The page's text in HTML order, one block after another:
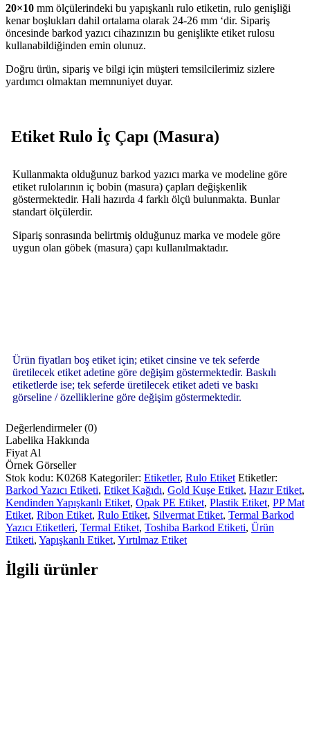
20×10 mm ölçülerindeki bu yapışkanlı rulo etiketin, rulo genişliği
kenar boşlukları dahil ortalama olarak 24-26 mm ‘dir. Sipariş
öncesinde barkod yazıcı cihazınızın bu genişlikte etiket rulosu
kullanabildiğinden emin olunuz.
Doğru ürün, sipariş ve bilgi için müşteri temsilcilerimiz sizlere
yardımcı olmaktan memnuniyet duyar.
Etiket Rulo İç Çapı (Masura)
Kullanmakta olduğunuz barkod yazıcı marka ve modeline göre
etiket rulolarının iç bobin (masura) çapları değişkenlik
göstermektedir. Hali hazırda 4 farklı ölçü bulunmakta. Bunlar
standart ölçülerdir.
Sipariş sonrasında belirtmiş olduğunuz marka ve modele göre
uygun olan göbek (masura) çapı kullanılmaktadır.
Ürün fiyatları boş etiket için; etiket cinsine ve tek seferde
üretilecek etiket adetine göre değişim göstermektedir. Baskılı
etiketlerde ise; tek seferde üretilecek etiket adeti ve baskı
görseline / özelliklerine göre değişim göstermektedir.
Değerlendirmeler (0)
Labelika Hakkında
Fiyat Al
Örnek Görseller
Stok kodu: K0268 Kategoriler: Etiketler, Rulo Etiket Etiketler:
Barkod Yazıcı Etiketi, Etiket Kağıdı, Gold Kuşe Etiket, Hazır Etiket,
Kendinden Yapışkanlı Etiket, Opak PE Etiket, Plastik Etiket, PP Mat
Etiket, Ribon Etiket, Rulo Etiket, Silvermat Etiket, Termal Barkod
Yazıcı Etiketleri, Termal Etiket, Toshiba Barkod Etiketi, Ürün
Etiketi, Yapışkanlı Etiket, Yırtılmaz Etiket
İlgili ürünler